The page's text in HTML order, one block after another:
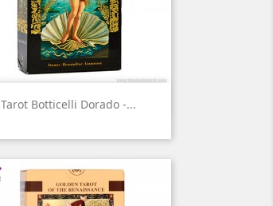
Tarot Botticelli Dorado -...
 Vista rápida